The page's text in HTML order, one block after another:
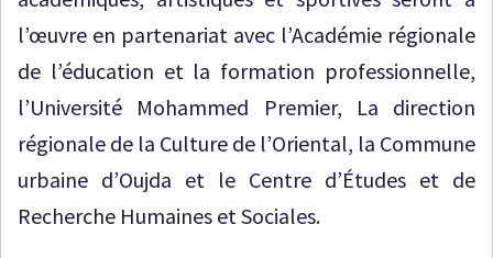
l’œuvre en partenariat avec l’Académie régionale
de l’éducation et la formation professionnelle,
l’Université Mohammed Premier, La direction
régionale de la Culture de l’Oriental, la Commune
urbaine d’Oujda et le Centre d’Études et de
Recherche Humaines et Sociales.